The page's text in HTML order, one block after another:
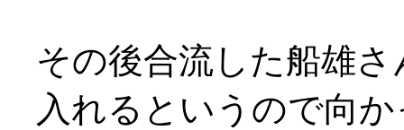
その後合流した船雄
入れるというので向